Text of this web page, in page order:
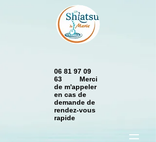
06 81 97 09
63 Merci
de m'appeler
en cas de
demande de
rendez-vous
rapide